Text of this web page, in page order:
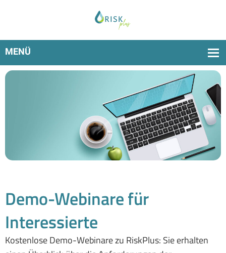
Demo-Webinare für
Interessierte
Kostenlose Demo-Webinare zu RiskPlus: Sie erhalten